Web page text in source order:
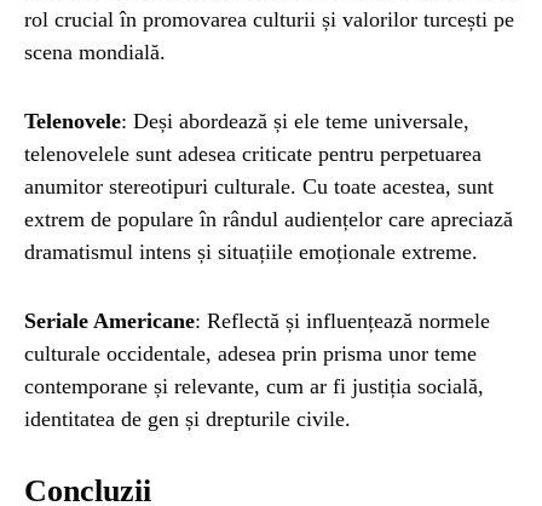
rol crucial în promovarea culturii și valorilor turcești pe
scena mondială.
Telenovele: Deși abordează și ele teme universale,
telenovelele sunt adesea criticate pentru perpetuarea
anumitor stereotipuri culturale. Cu toate acestea, sunt
extrem de populare în rândul audiențelor care apreciază
dramatismul intens și situațiile emoționale extreme.
Seriale Americane: Reflectă și influențează normele
culturale occidentale, adesea prin prisma unor teme
contemporane și relevante, cum ar fi justiția socială,
identitatea de gen și drepturile civile.
Concluzii